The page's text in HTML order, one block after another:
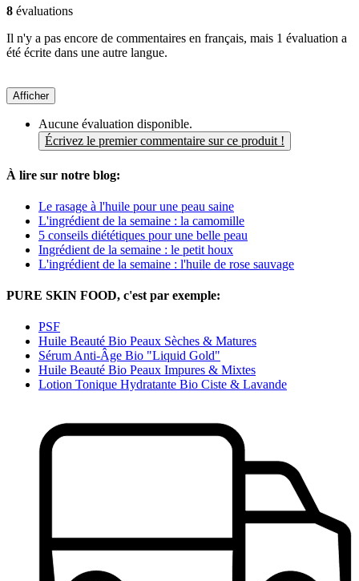
8 évaluations
Il n'y a pas encore de commentaires en français, mais 1 évaluation a
été écrite dans une autre langue.
Afficher
Aucune évaluation disponible.
Écrivez le premier commentaire sur ce produit !
À lire sur notre blog:
Le rasage à l'huile pour une peau saine
L'ingrédient de la semaine : la camomille
5 conseils diététiques pour une belle peau
Ingrédient de la semaine : le petit houx
L'ingrédient de la semaine : l'huile de rose sauvage
PURE SKIN FOOD, c'est par exemple:
PSF
Huile Beauté Bio Peaux Sèches & Matures
Sérum Anti-Âge Bio "Liquid Gold"
Huile Beauté Bio Peaux Impures & Mixtes
Lotion Tonique Hydratante Bio Ciste & Lavande